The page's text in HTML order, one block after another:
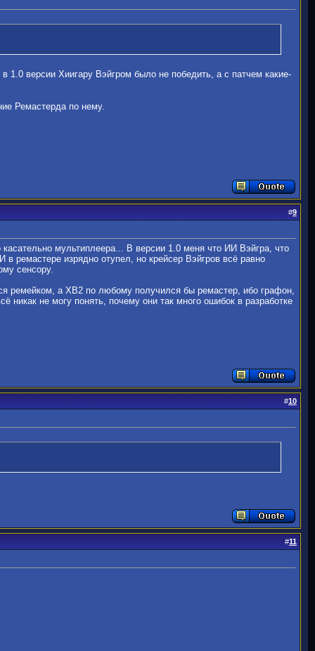
1.0 версии Хиигару Вэйгром было не победить, а с патчем какие-
Ремастерда по нему.
#9
мультиплеера... В версии 1.0 меня что ИИ Вэйгра, что
ремастере изрядно отупел, но крейсер Вэйгров всё равно
сенсору.
ремейком, а ХВ2 по любому получился бы ремастер, ибо графон,
никак не могу понять, почему они так много ошибок в разработке
#10
#11